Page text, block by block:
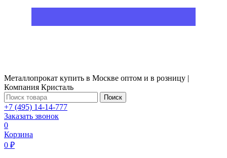
Металлопрокат купить в Москве оптом и в розницу |
Компания Кристаль
Поиск
+7 (495) 14-14-777
Заказать звонок
0
Корзина
0 ₽